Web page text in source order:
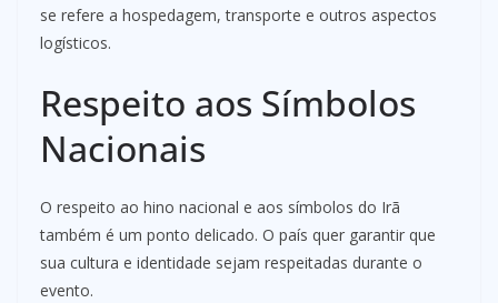
se refere a hospedagem, transporte e outros aspectos
logísticos.
Respeito aos Símbolos
Nacionais
O respeito ao hino nacional e aos símbolos do Irã
também é um ponto delicado. O país quer garantir que
sua cultura e identidade sejam respeitadas durante o
evento.